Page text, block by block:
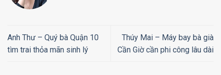
Anh Thư – Quý bà Quận 10
tìm trai thỏa mãn sinh lý
Thúy Mai – Máy bay bà già
Cần Giờ cần phi công lâu dài